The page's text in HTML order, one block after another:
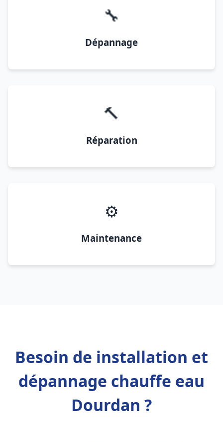
🔧
Dépannage
🔨
Réparation
⚙️
Maintenance
Besoin de installation et
dépannage chauffe eau
Dourdan ?